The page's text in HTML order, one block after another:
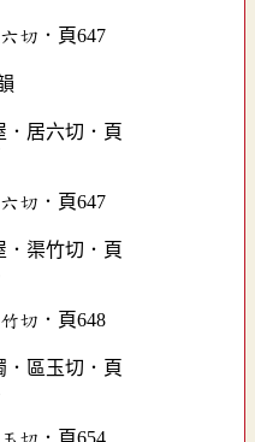
切．頁647
切．頁647
切．頁648